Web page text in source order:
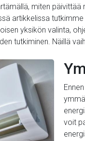
miten
artikkelissa
yksikön valinta,
tutkiminen. Näillä
voit